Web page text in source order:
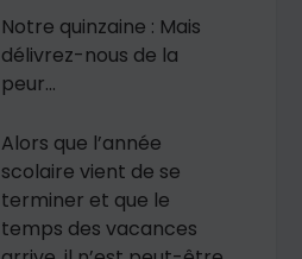
Notre quinzaine : Mais
délivrez-nous de la
peur…
Alors que l’année
scolaire vient de se
terminer et que le
temps des vacances